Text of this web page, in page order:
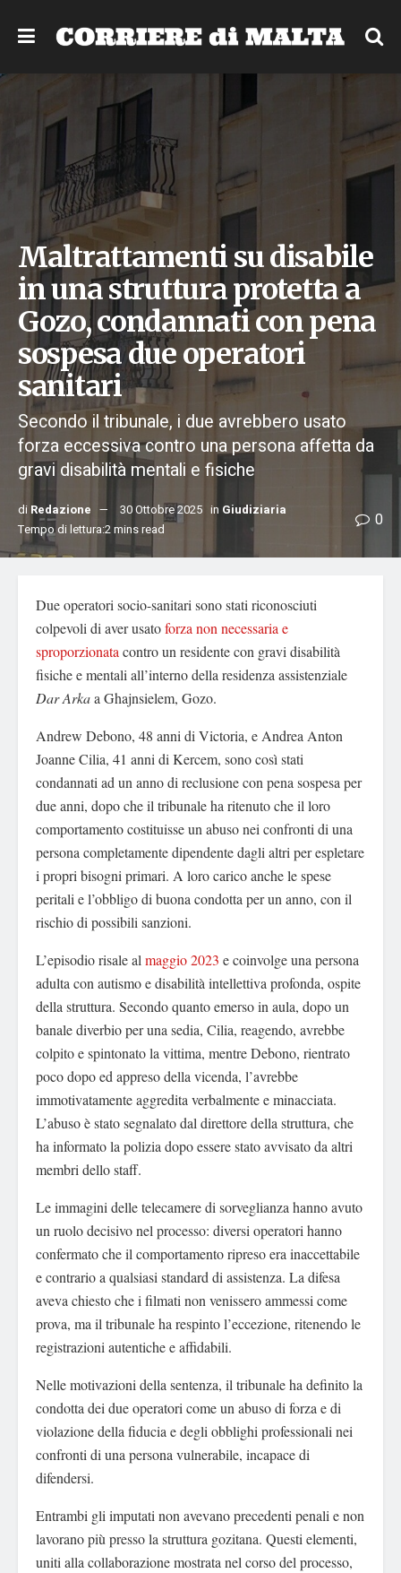
Maltrattamenti su disabile
in una struttura protetta a
Gozo, condannati con pena
sospesa due operatori
sanitari
Secondo il tribunale, i due avrebbero usato
forza eccessiva contro una persona affetta da
gravi disabilità mentali e fisiche
di Redazione 30 Ottobre 2025 in Giudiziaria
Tempo di lettura:2 mins read
0
Due operatori socio-sanitari sono stati riconosciuti
colpevoli di aver usatoforza non necessaria e
sproporzionata contro un residente con gravi disabilità
fisiche e mentali all’interno della residenza assistenziale
Dar Arkaa Ghajnsielem, Gozo.
Andrew Debono, 48 anni di Victoria, e Andrea Anton
Joanne Cilia, 41 anni di Kercem, sono così stati
condannati ad un anno di reclusione con pena sospesa per
due anni, dopo che il tribunale ha ritenuto che il loro
comportamento costituisse un abuso nei confronti di una
persona completamente dipendente dagli altri per espletare
i propri bisogni primari. A loro carico anche le spese
peritali e l’obbligo di buona condotta per un anno, con il
rischio di possibili sanzioni.
L’episodio risale al maggio 2023 e coinvolge una persona
adulta con autismo e disabilità intellettiva profonda, ospite
della struttura. Secondo quanto emerso in aula, dopo un
banale diverbio per una sedia, Cilia, reagendo, avrebbe
colpito e spintonato la vittima, mentre Debono, rientrato
poco dopo ed appreso della vicenda, l’avrebbe
immotivatamente aggredita verbalmente e minacciata.
L’abuso è stato segnalato dal direttore della struttura, che
ha informato la polizia dopo essere stato avvisato da altri
membri dello staff.
Le immagini delle telecamere di sorveglianza hanno avuto
un ruolo decisivo nel processo: diversi operatori hanno
confermato che il comportamento ripreso era inaccettabile
e contrario a qualsiasi standard di assistenza. La difesa
aveva chiesto che i filmati non venissero ammessi come
prova, ma il tribunale ha respinto l’eccezione, ritenendo le
registrazioni autentiche e affidabili.
Nelle motivazioni della sentenza, il tribunale ha definito la
condotta dei due operatori come un abuso di forza e di
violazione della fiducia e degli obblighi professionali nei
confronti di una persona vulnerabile, incapace di
difendersi.
Entrambi gli imputati non avevano precedenti penali e non
lavorano più presso la struttura gozitana. Questi elementi,
uniti alla collaborazione mostrata nel corso del processo,